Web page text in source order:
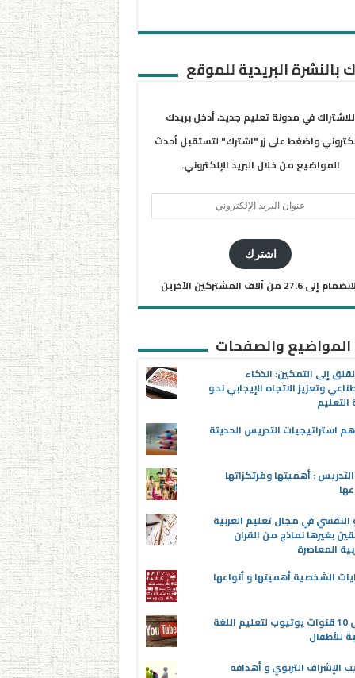
بالنشرة البريدية للموقع
للاشتراك في مدونة تعليم جديد، أدخل بريدك
واضغط على زر "اشترك" لتستقبل أحدث
المواضيع من خلال البريد الإلكتروني.
اشترك
إلى 27.6 من آلاف المشتركين الآخرين
المواضيع والصفحات
إلى التمكين: الذكاء
وتعزيز الاتجاه الإيجابي نحو
استراتيجيات التدريس الحديثة
: أهميتها ومُرتكزاتها
النفسي في مجال تعليم العربية
بغيرها نماذج من القرآن
المعاصرة
الشخصية أهميتها و أنواعها
أفضل 10 قنوات يوتيوب لتعليم اللغة
للأطفال
الإشراف التربوي و أهدافه